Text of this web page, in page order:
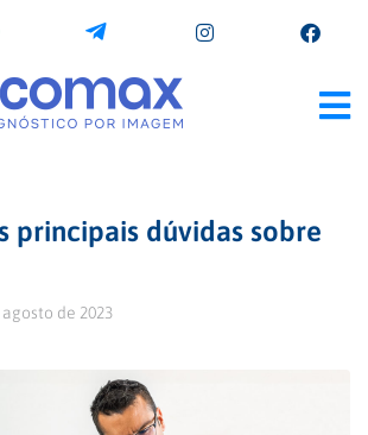
principais dúvidas sobre
agosto de 2023